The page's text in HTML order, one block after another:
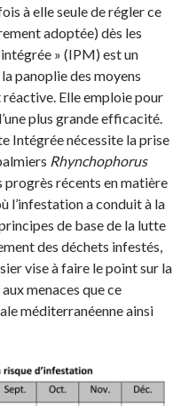
à elle seule de régler ce
adoptée) dès les
» (IPM) est un
panoplie des moyens
Elle emploie pour
plus grande efficacité.
Intégrée nécessite la prise
Rhynchophorus
progrès récents en matière
l’infestation a conduit à la
de base de la lutte
des déchets infestés,
vise à faire le point sur la
menaces que ce
méditerranéenne ainsi